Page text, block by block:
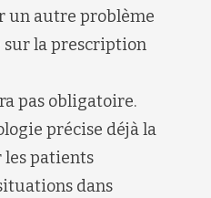
un autre problème
la prescription
pas obligatoire.
précise déjà la
patients
dans